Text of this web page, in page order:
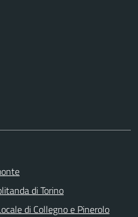
di Torino
di Collegno e Pinerolo